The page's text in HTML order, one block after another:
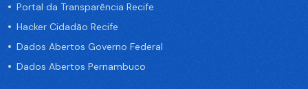
Portal da Transparência Recife
Hacker Cidadão Recife
Dados Abertos Governo Federal
Dados Abertos Pernambuco